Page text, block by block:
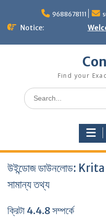
content
9688678111
Notice:
Find your
Search
for:
উইন্ডোজ ডাউনলোড:
সামান্য তথ্য
ক্রিটা 4.4.8 সম্পর্কে